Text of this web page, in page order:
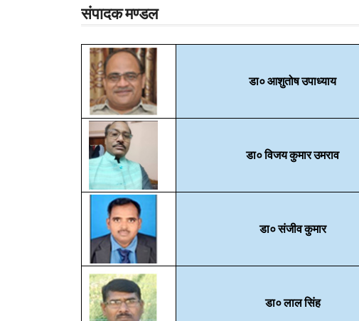
संपादक मण्डल
डा० आशुतोष उपाध्याय
डा० विजय कुमार उमराव
डा० संजीव कुमार
डा० लाल सिंह